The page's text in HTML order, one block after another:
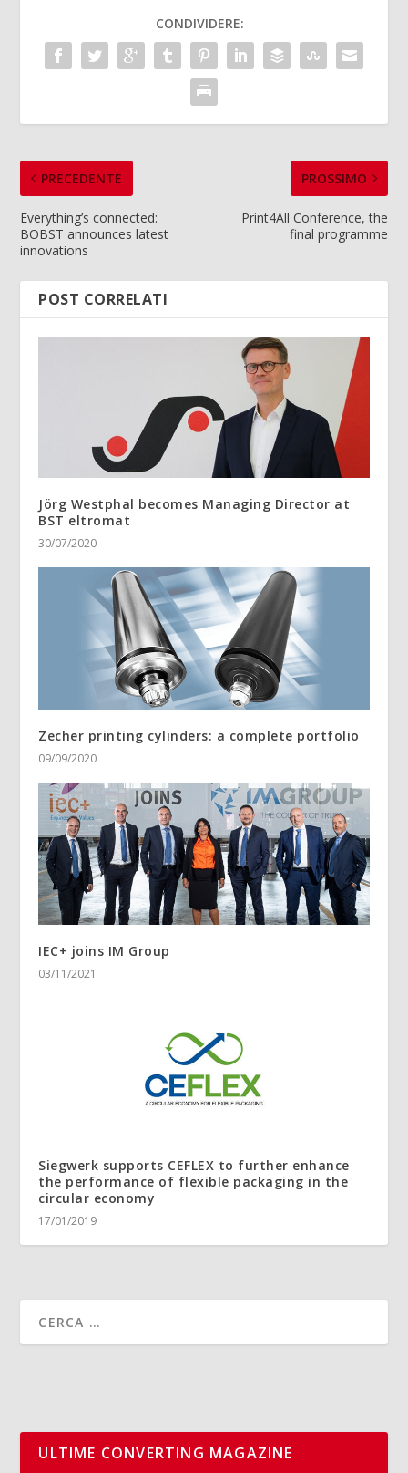
CONDIVIDERE:
PRECEDENTE
Everything’s connected:
BOBST announces latest
innovations
PROSSIMO
Print4All Conference, the
final programme
POST CORRELATI
Jörg Westphal becomes Managing Director at
BST eltromat
30/07/2020
Zecher printing cylinders: a complete portfolio
09/09/2020
IEC+ joins IM Group
03/11/2021
Siegwerk supports CEFLEX to further enhance
the performance of flexible packaging in the
circular economy
17/01/2019
ULTIME CONVERTING MAGAZINE